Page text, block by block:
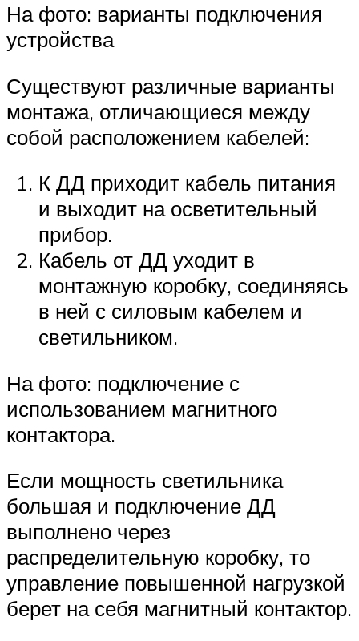
На фото: варианты подключения
устройства
Существуют различные варианты
монтажа, отличающиеся между
собой расположением кабелей:
К ДД приходит кабель питания
и выходит на осветительный
прибор.
Кабель от ДД уходит в
монтажную коробку, соединяясь
в ней с силовым кабелем и
светильником.
На фото: подключение с
использованием магнитного
контактора.
Если мощность светильника
большая и подключение ДД
выполнено через
распределительную коробку, то
управление повышенной нагрузкой
берет на себя магнитный контактор.